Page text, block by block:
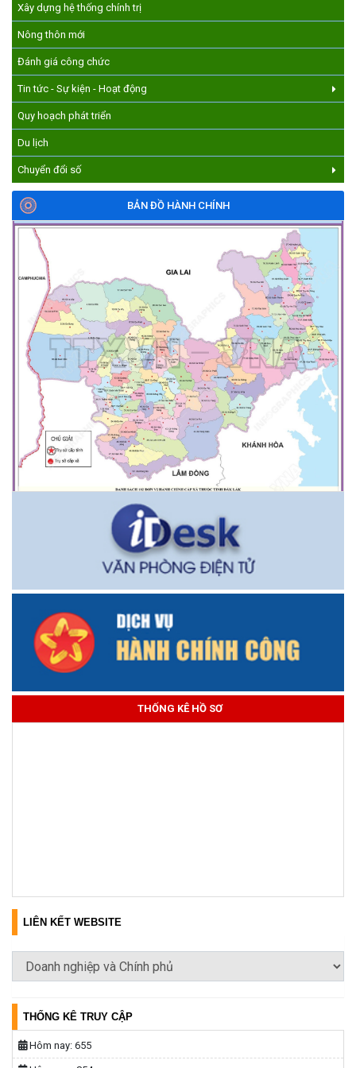
Xây dựng hệ thống chính trị
Nông thôn mới
Đánh giá công chức
Tin tức - Sự kiện - Hoạt động
Quy hoạch phát triển
Du lịch
Chuyển đổi số
BẢN ĐỒ HÀNH CHÍNH
THỐNG KÊ HỒ SƠ
LIÊN KẾT WEBSITE
THỐNG KÊ TRUY CẬP
Hôm nay: 655
CƯ M’GAR – LAN TỎA TRI THỨC, VỮNG BƯỚC CÙNG NÔNG
DÂN VIỆT NAM!
(17/07/2026)